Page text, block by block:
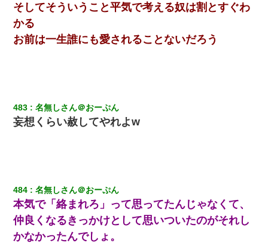
ＤＮＡ検査『血縁関係０％』旦那「やっぱり托卵だったんだ…」
嫁「本当に身に覚えがない」「なにかの間違いだ！取り違え
だ！」→ 嫁「あっ」
ホテルに泊まったんだけど従業員が最悪だった。折角の旅行で何
【ワロタ】姉から「肉食系14才、乳丸出し、毛はうっすら生えか
け」というタイトルで画像が送られてきた
そしてそういうこと平気で考える奴は割とすぐわ
かる
お前は一生誰にも愛されることないだろう
483 名無しさん＠おーぷん
妄想くらい赦してやれよw
484 名無しさん＠おーぷん
本気で「絡まれろ」って思ってたんじゃなくて、
仲良くなるきっかけとして思いついたのがそれし
かなかったんでしょ。